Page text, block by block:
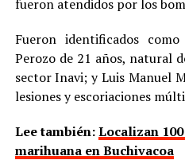
fueron atendidos por los
Fueron identificados
Perozo de 21 años, natural
sector Inavi; y Luis Manuel
lesiones y escoriaciones
Lee también:Localizan
marihuana en Buchivacoa